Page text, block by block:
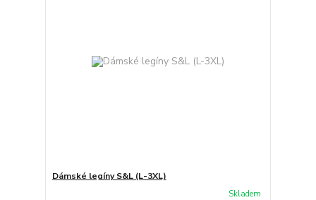
Dámské legíny S&L (L-3XL)
Skladem